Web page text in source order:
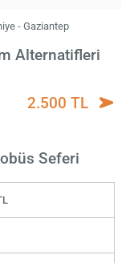
- Gaziantep
Alternatifleri
2.500 TL
Seferi